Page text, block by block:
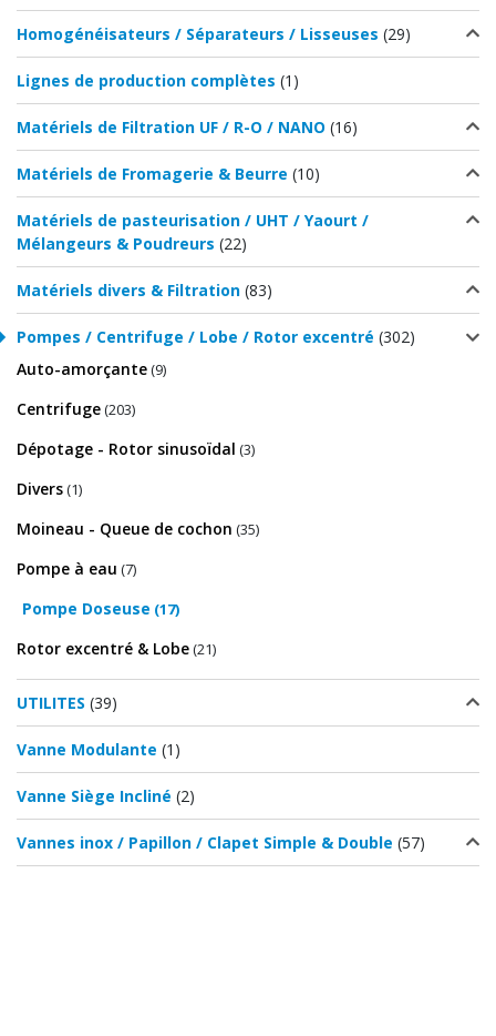
Homogénéisateurs / Séparateurs / Lisseuses (29)
Lignes de production complètes (1)
Matériels de Filtration UF / R-O / NANO (16)
Matériels de Fromagerie & Beurre (10)
Matériels de pasteurisation / UHT / Yaourt /
Mélangeurs & Poudreurs (22)
Matériels divers & Filtration (83)
Pompes / Centrifuge / Lobe / Rotor excentré (302)
Auto-amorçante(9)
Centrifuge(203)
Dépotage - Rotor sinusoïdal (3)
Divers(1)
Moineau - Queue de cochon (35)
Pompe à eau (7)
Pompe Doseuse (17)
Rotor excentré & Lobe(21)
UTILITES (39)
Vanne Modulante (1)
Vanne Siège Incliné (2)
Vannes inox / Papillon / Clapet Simple & Double (57)